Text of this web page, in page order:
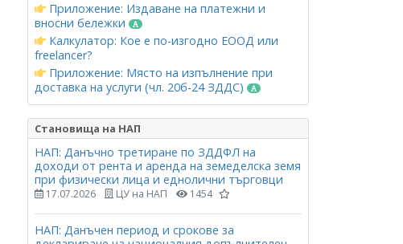
Приложение: Издаване на платежни и
вносни бележки
Калкулатор: Кое е по-изгодно ЕООД или
freelancer?
Приложение: Място на изпълнение при
доставка на услуги (чл. 20б-24 ЗДДС)
Становища на НАП
НАП: Данъчно третиране по ЗДДФЛ на
доходи от рента и аренда на земеделска земя
при физически лица и еднолични търговци
17.07.2026 ЦУ на НАП 1454
НАП: Данъчен период и срокове за